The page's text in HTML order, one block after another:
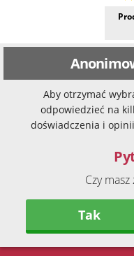
Aby otrzymać
odpowiedzieć na
doświadczenia i
Czy
Tak